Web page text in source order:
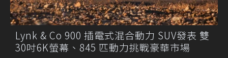
Lynk & Co 900 插電式混合動力 SUV發表 雙
30吋6K螢幕、845 匹動力挑戰豪華市場